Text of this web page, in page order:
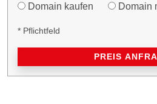
Domain kaufen Domain
* Pflichtfeld
PREIS